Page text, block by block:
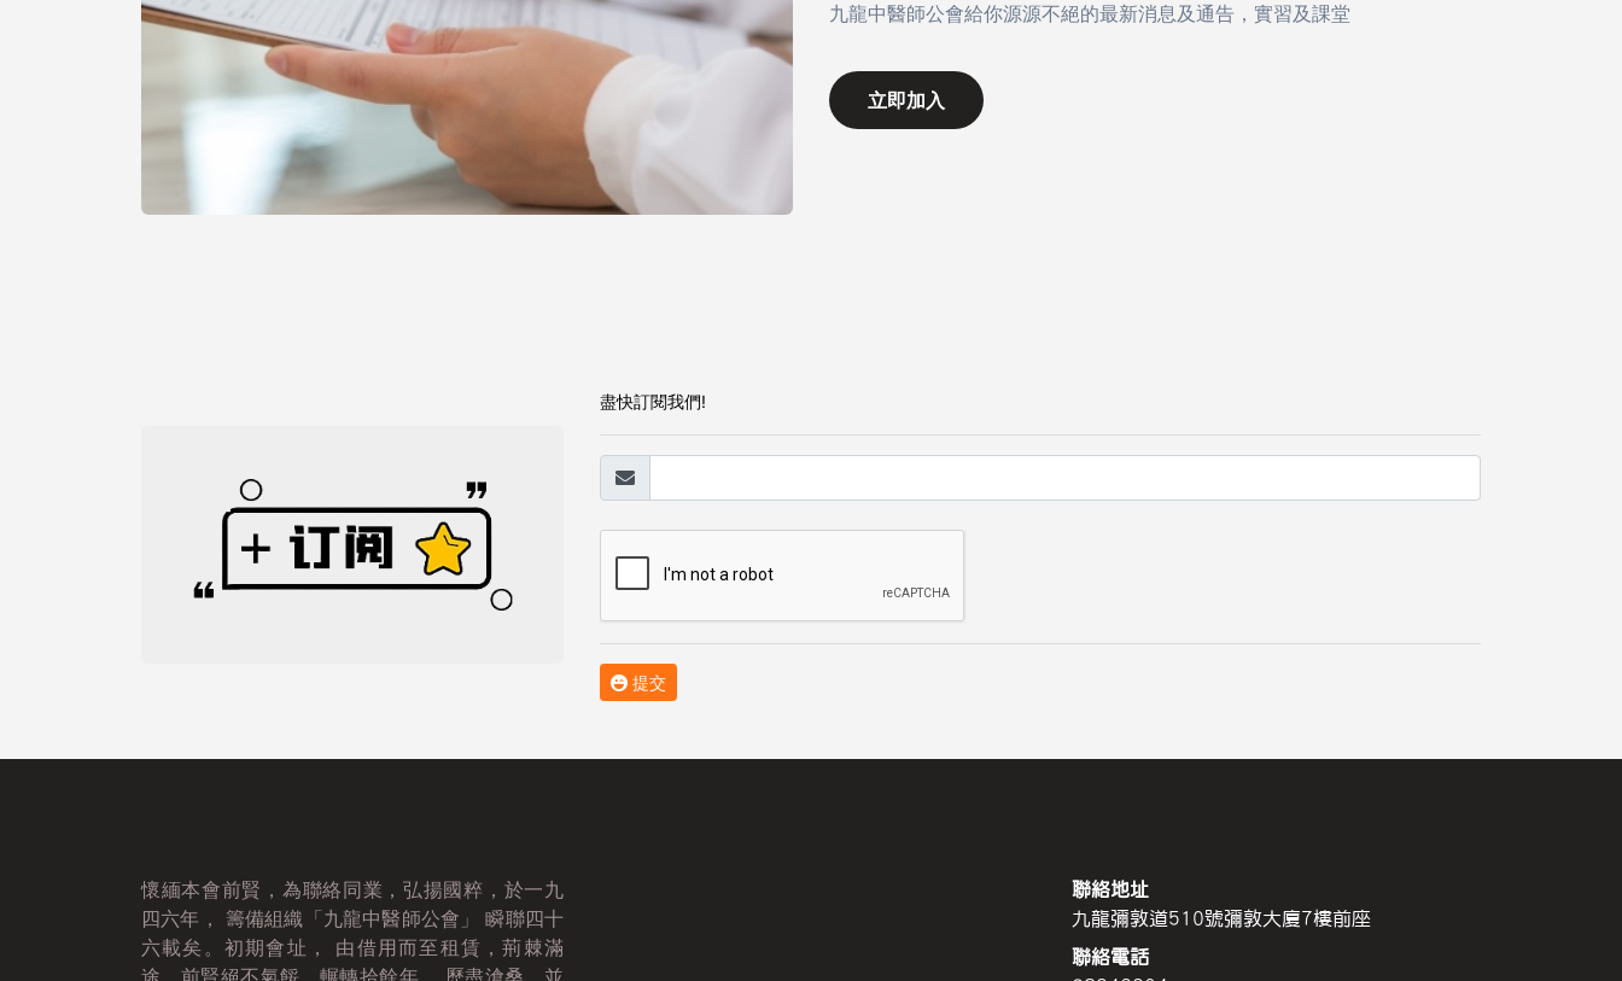
九龍中醫師公會給你源源不絕的最新消息及通告，實習及課堂
立即加入
盡快訂閱我們!
提交
懷緬本會前賢，為聯絡同業，弘揚國粹，於一九
四六年， 籌備組織「九龍中醫師公會」 瞬聯四十
六載矣。初期會址， 由借用而至租賃，荊棘滿
聯絡地址
九龍彌敦道510號彌敦大廈7樓前座
聯絡電話